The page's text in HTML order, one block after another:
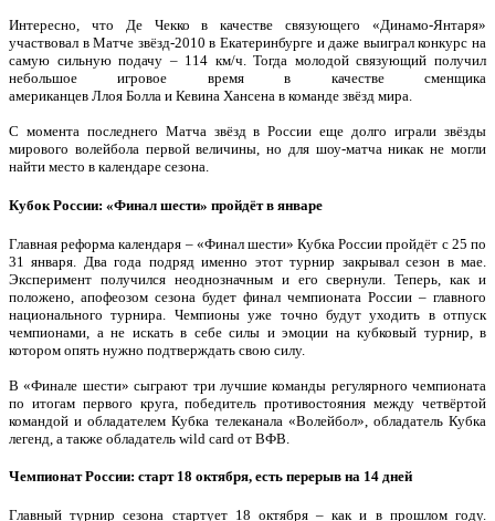
Интересно, что Де Чекко в качестве связующего «Динамо-Янтаря»
участвовал в Матче звёзд-2010 в Екатеринбурге и даже выиграл конкурс на
самую сильную подачу – 114 км/ч. Тогда молодой связующий получил
небольшое игровое время в качестве сменщика
американцев Ллоя Болла и Кевина Хансена в команде звёзд мира.
С момента последнего Матча звёзд в России еще долго играли звёзды
мирового волейбола первой величины, но для шоу-матча никак не могли
найти место в календаре сезона.
Кубок России: «Финал шести» пройдёт в январе
Главная реформа календаря – «Финал шести» Кубка России пройдёт с 25 по
31 января. Два года подряд именно этот турнир закрывал сезон в мае.
Эксперимент получился неоднозначным и его свернули. Теперь, как и
положено, апофеозом сезона будет финал чемпионата России – главного
национального турнира. Чемпионы уже точно будут уходить в отпуск
чемпионами, а не искать в себе силы и эмоции на кубковый турнир, в
котором опять нужно подтверждать свою силу.
В «Финале шести» сыграют три лучшие команды регулярного чемпионата
по итогам первого круга, победитель противостояния между четвёртой
командой и обладателем Кубка телеканала «Волейбол», обладатель Кубка
легенд, а также обладатель wild card от ВФВ.
Чемпионат России: старт 18 октября, есть перерыв на 14 дней
Главный турнир сезона стартует 18 октября – как и в прошлом году.